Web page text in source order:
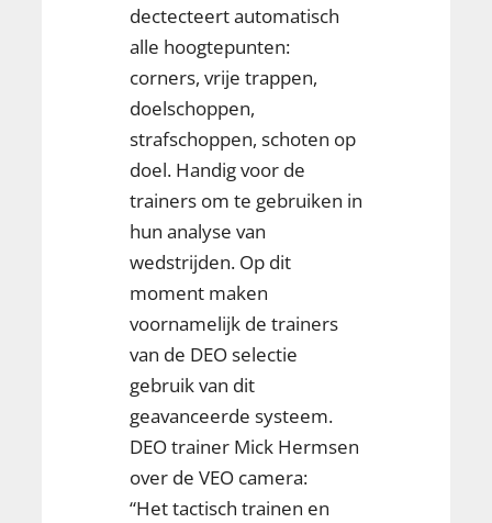
dectecteert automatisch
alle hoogtepunten:
corners, vrije trappen,
doelschoppen,
strafschoppen, schoten op
doel. Handig voor de
trainers om te gebruiken in
hun analyse van
wedstrijden. Op dit
moment maken
voornamelijk de trainers
van de DEO selectie
gebruik van dit
geavanceerde systeem.
DEO trainer Mick Hermsen
over de VEO camera:
“Het tactisch trainen en